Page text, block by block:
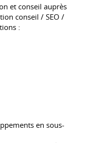
et conseil auprès
conseil / SEO /
:
en sous-